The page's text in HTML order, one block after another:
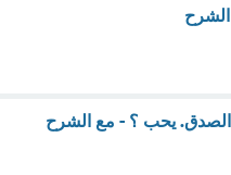
الصدق. يحب ؟ - مع الشرح